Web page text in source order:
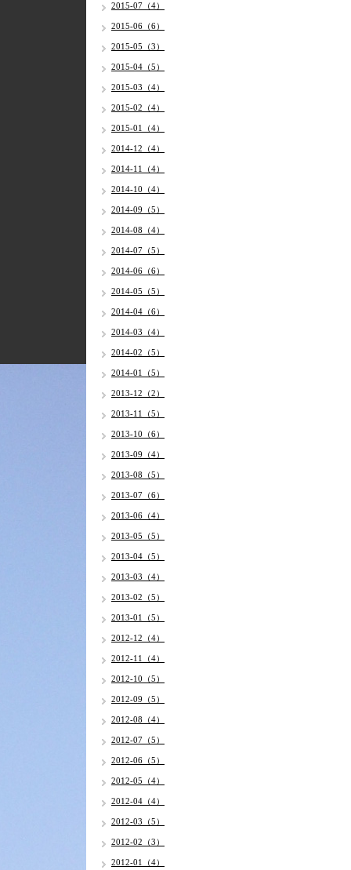
2015-07（4）
2015-06（6）
2015-05（3）
2015-04（5）
2015-03（4）
2015-02（4）
2015-01（4）
2014-12（4）
2014-11（4）
2014-10（4）
2014-09（5）
2014-08（4）
2014-07（5）
2014-06（6）
2014-05（5）
2014-04（6）
2014-03（4）
2014-02（5）
2014-01（5）
2013-12（2）
2013-11（5）
2013-10（6）
2013-09（4）
2013-08（5）
2013-07（6）
2013-06（4）
2013-05（5）
2013-04（5）
2013-03（4）
2013-02（5）
2013-01（5）
2012-12（4）
2012-11（4）
2012-10（5）
2012-09（5）
2012-08（4）
2012-07（5）
2012-06（5）
2012-05（4）
2012-04（4）
2012-03（5）
2012-02（3）
2012-01（4）